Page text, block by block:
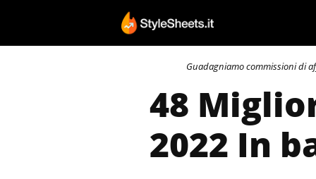
contenuto
Guadagniamo commissioni di
48
2022 In